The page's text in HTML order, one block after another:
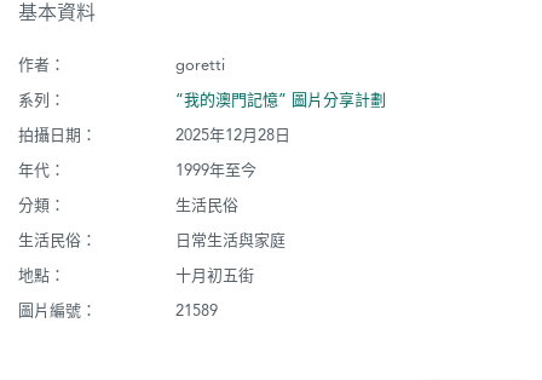
基本資料
作者：
goretti
系列：
“我的澳門記憶” 圖片分享計劃
拍攝日期：
2025年12月28日
年代：
1999年至今
分類：
生活民俗
生活民俗：
日常生活與家庭
地點：
十月初五街
圖片編號：
21589